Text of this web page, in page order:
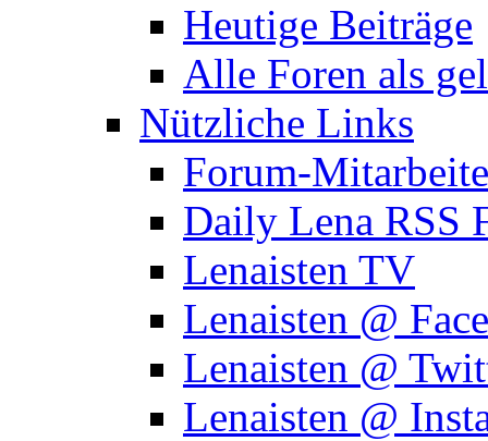
Heutige Beiträge
Alle Foren als
Nützliche Links
Forum-
Daily Lena RSS
Lenaisten TV
Lenaisten @
Lenaisten @
Lenaisten @